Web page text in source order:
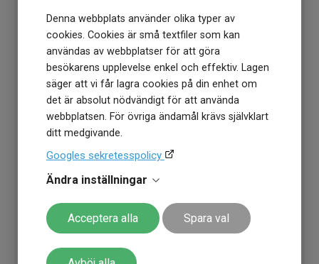
Denna webbplats använder olika typer av
cookies. Cookies är små textfiler som kan
användas av webbplatser för att göra
besökarens upplevelse enkel och effektiv. Lagen
säger att vi får lagra cookies på din enhet om
det är absolut nödvändigt för att använda
webbplatsen. För övriga ändamål krävs självklart
ditt medgivande.
Googles sekretesspolicy
Ändra inställningar
Acceptera alla Spara val
Guldklocka Herr - Tidlöst och